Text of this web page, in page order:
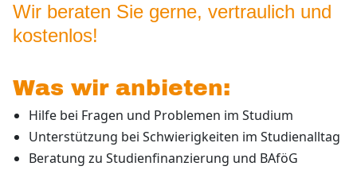
Wir beraten Sie gerne, vertraulich und
kostenlos!
Was wir anbieten:
Hilfe bei Fragen und Problemen im Studium
Unterstützung bei Schwierigkeiten im Studienalltag
Beratung zu Studienfinanzierung und BAföG